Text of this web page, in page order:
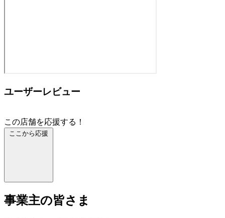
ユーザーレビュー
この店舗を応援する！
ここから応援
事業主の皆さま